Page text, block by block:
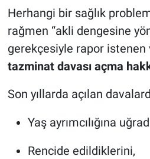
Herhangi bir sağlık
rağmen “akli dengesine
gerekçesiyle rapor istenen
tazminat davası açma
Son yıllarda açılan
Yaş ayrımcılığına
Rencide edildiklerini,